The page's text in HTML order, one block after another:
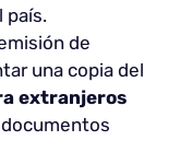
país.
de
una copia del
extranjeros